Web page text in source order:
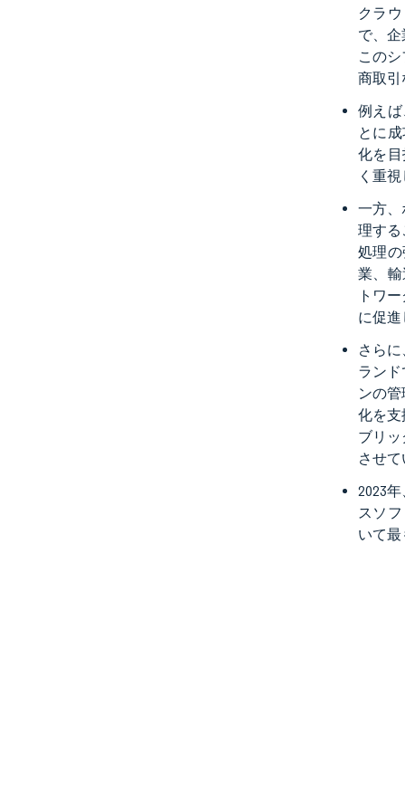
クラ
で、
この
商取引
例えば
とに
化を
く重
一方
理す
処理
業、
トワ
に促進
さら
ラン
ンの
化を
ブリ
させて
2023
スソ
いて最